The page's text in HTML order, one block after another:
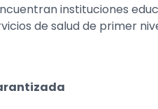
instituciones
de salud de primer